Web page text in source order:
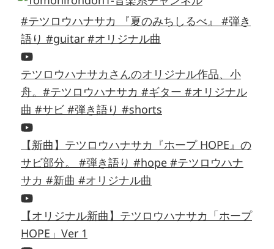
#テツロウハナサカ 『夏のみちしるべ』 #弾き
語り #guitar #オリジナル曲
テツロウハナサカさんのオリジナル作品、小
舟。#テツロウハナサカ #ギター #オリジナル
曲 #サビ #弾き語り #shorts
【新曲】テツロウハナサカ『ホープ HOPE』の
サビ部分。 #弾き語り #hope #テツロウハナ
サカ #新曲 #オリジナル曲
【オリジナル新曲】テツロウハナサカ「ホープ
HOPE」Ver 1